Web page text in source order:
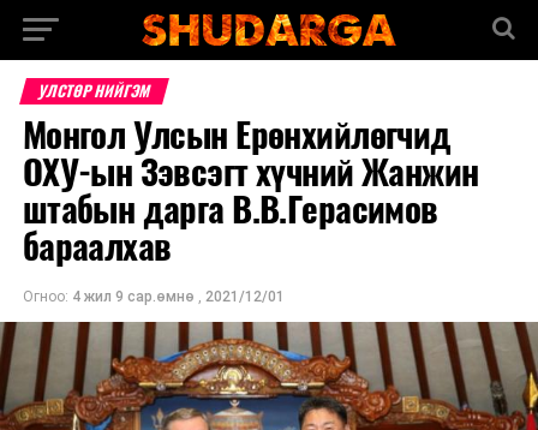
УЛСТӨР НИЙГЭМ
Монгол Улсын Ерөнхийлөгчид
ОХУ-ын Зэвсэгт хүчний Жанжин
штабын дарга В.В.Герасимов
бараалхав
Огноо: 4 жил 9 сар.өмнө , 2021/12/01